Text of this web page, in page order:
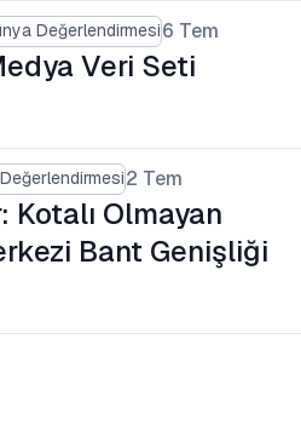
Değerlendirmesi6 Tem
Veri Seti
2 Tem
Kotalı Olmayan
Bant Genişliği